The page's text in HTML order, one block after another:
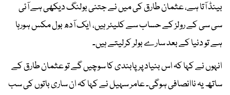
بینڈ آتا ہے، عثمان طارق کی میں نے جتنی بولنگ دیکھی ہے آئی
سی سی کے رولز کے حساب سے کلیئر ہیں، ایک آدھ بول مکس ہورہا
ہے تو دنیا کے بعد سارے بولر کرلیتے ہیں۔
انہوں نے کہا کہ اس بنیاد پر پابندی کا سوچیں گے تو عثمان طارق کے
ساتھ یہ ناانصافی ہوگی۔ عامر سہیل نے کہا کہ ان ساری باتوں کی سب